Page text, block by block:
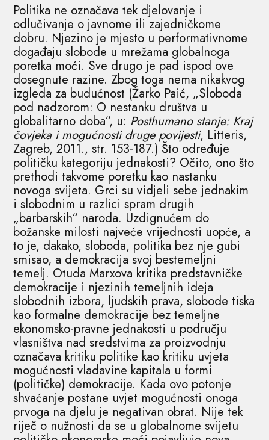
Politika ne označava tek djelovanje i
odlučivanje o javnome ili zajedničkome
dobru. Njezino je mjesto u performativnome
događaju slobode u mrežama globalnoga
poretka moći. Sve drugo je pad ispod ove
dosegnute razine. Zbog toga nema nikakvog
izgleda za budućnost (Žarko Paić, „Sloboda
pod nadzorom: O nestanku društva u
globalitarno doba“, u: Posthumano stanje: Kraj
čovjeka i mogućnosti druge povijesti, Litteris,
Zagreb, 2011., str. 153-187.) Što određuje
političku kategoriju jednakosti? Očito, ono što
prethodi takvome poretku kao nastanku
novoga svijeta. Grci su vidjeli sebe jednakim
i slobodnim u razlici spram drugih
„barbarskih“ naroda. Uzdignućem do
božanske milosti najveće vrijednosti uopće, a
to je, dakako, sloboda, politika bez nje gubi
smisao, a demokracija svoj bestemeljni
temelj. Otuda Marxova kritika predstavničke
demokracije i njezinih temeljnih ideja
slobodnih izbora, ljudskih prava, slobode tiska
kao formalne demokracije bez temeljne
ekonomsko-pravne jednakosti u području
vlasništva nad sredstvima za proizvodnju
označava kritiku politike kao kritiku uvjeta
mogućnosti vladavine kapitala u formi
(političke) demokracije. Kada ovo potonje
shvaćanje postane uvjet mogućnosti onoga
prvoga na djelu je negativan obrat. Nije tek
riječ o nužnosti da se u globalnome svijetu